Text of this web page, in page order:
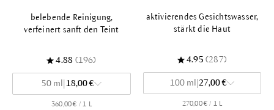
belebende Reinigung,
verfeinert sanft den Teint
4.88 (196)
50 ml 18,00 €
360,00 € / 1 L
aktivierendes Gesichtswasser,
stärkt die Haut
4.95 (287)
100 ml |27,00 €
270,00 € / 1 L